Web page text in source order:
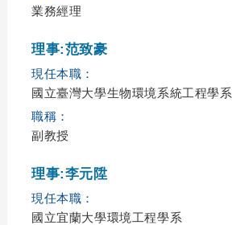
業務經理
理事:范致豪
現任本職：
國立臺灣大學生物環境系統工程學系
職稱：
副教授
理事:李元陞
現任本職：
國立宜蘭大學環境工程學系